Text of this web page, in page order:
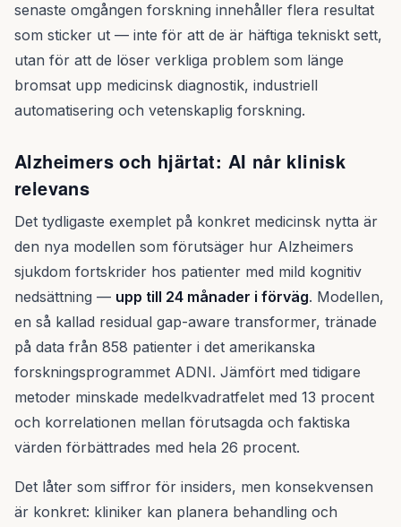
senaste omgången forskning innehåller flera resultat
som sticker ut — inte för att de är häftiga tekniskt sett,
utan för att de löser verkliga problem som länge
bromsat upp medicinsk diagnostik, industriell
automatisering och vetenskaplig forskning.
Alzheimers och hjärtat: AI når klinisk
relevans
Det tydligaste exemplet på konkret medicinsk nytta är
den nya modellen som förutsäger hur Alzheimers
sjukdom fortskrider hos patienter med mild kognitiv
nedsättning — upp till 24 månader i förväg. Modellen,
en så kallad residual gap-aware transformer, tränade
på data från 858 patienter i det amerikanska
forskningsprogrammet ADNI. Jämfört med tidigare
metoder minskade medelkvadratfelet med 13 procent
och korrelationen mellan förutsagda och faktiska
värden förbättrades med hela 26 procent.
Det låter som siffror för insiders, men konsekvensen
är konkret: kliniker kan planera behandling och